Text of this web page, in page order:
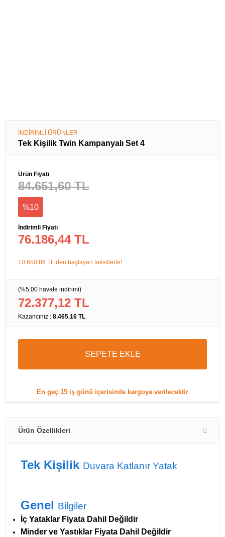
İNDİRİMLİ ÜRÜNLER
Tek Kişilik Twin Kampanyalı Set 4
Ürün Fiyatı
84.651,60 TL
%10
İndirimli Fiyatı
76.186,44 TL
10.650,86 TL den başlayan taksitlerle!
(%5,00 havale indirimi)
72.377,12 TL
Kazancınız : 8.465.16 TL
SEPETE EKLE
En geç 15 iş günü içerisinde kargoya verilecektir
Ürün Özellikleri
Tek Kişilik Duvara Katlanır Yatak
Genel Bilgiler
İç Yataklar Fiyata Dahil Değildir
Minder ve Yastıklar Fiyata Dahil Değildir